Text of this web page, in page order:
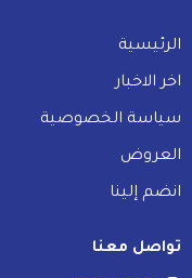
الأسعار تشمل ضريبة القيمة المضافة *
وصف المواد المخزنة
الحجز يرجى وضعها هنا
الرئيسية
اخر الاخبار
سياسة الخصوصية
العروض
انضم إلينا
تواصل معنا